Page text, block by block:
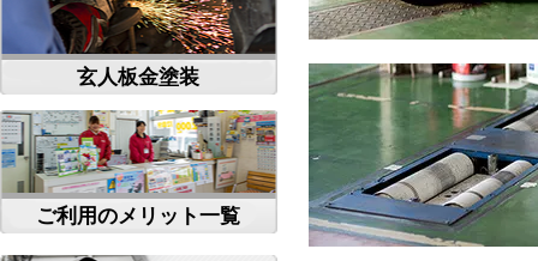
玄人板金塗装
ご利用のメリット一覧